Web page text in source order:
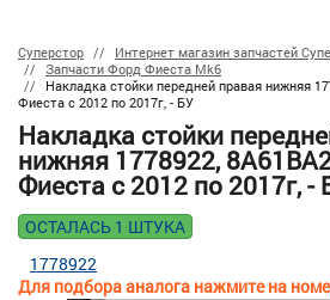
Суперстор Интернет магазин запчастей
Запчасти Форд Фиеста Mk6
Накладка стойки передней правая нижняя
Фиеста с 2012 по 2017г, - БУ
Накладка стойки
нижняя 1778922,
Фиеста с 2012 по 2017г, -
ОСТАЛАСЬ 1 ШТУКА
Для подбора аналога нажмите на
1778922